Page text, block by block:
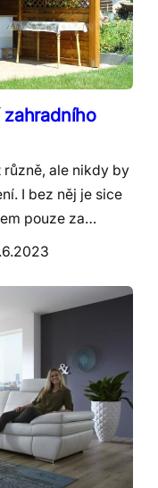
zahradního
různě, ale nikdy by
I bez něj je sice
pouze za…